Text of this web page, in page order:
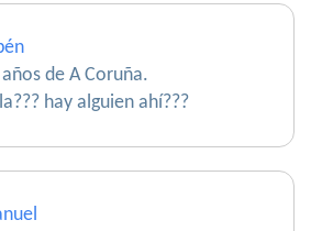
de A Coruña.
hay alguien ahí???